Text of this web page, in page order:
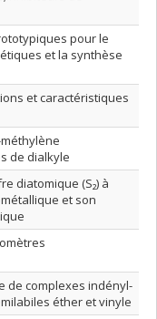
pour le
et la synthèse
et caractéristiques
de dialkyle
diatomique (S₂) à
et son
de complexes indényl-
éther et vinyle